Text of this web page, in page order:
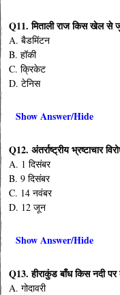
Q11. मिताली राज किस खेल से
A. बैडमिंटन
B. हॉकी
C. क्रिकेट
D. टेनिस
Show Answer/Hide
Q12. अंतर्राष्ट्रीय भ्रष्टाचार
A. 1 दिसंबर
B. 9 दिसंबर
C. 14 नवंबर
D. 12 जून
Show Answer/Hide
Q13. हीराकुंड बाँध किस नदी पर
A. गोदावरी